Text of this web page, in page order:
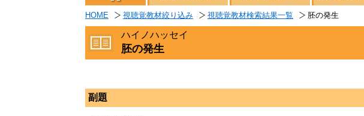
HOME 視聴覚教材絞り込み 視聴覚教材検索結果一覧 胚の発生
ハイノハッセイ
胚の発生
副題